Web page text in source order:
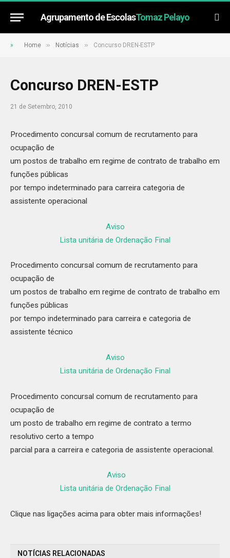
Agrupamento de EscolasTomaz Pelayo
» Home » Notícias » Concurso DREN-ESTP
Concurso DREN-ESTP
21 de Setembro, 2010
Procedimento concursal comum de recrutamento para
ocupação de
um postos de trabalho em regime de contrato de trabalho em
funções públicas
por tempo indeterminado para carreira categoria de
assistente operacional
Aviso
Lista unitária de Ordenação Final
Procedimento concursal comum de recrutamento para
ocupação de
um postos de trabalho em regime de contrato de trabalho em
funções públicas
por tempo indeterminado para carreira e categoria de
assistente técnico
Aviso
Lista unitária de Ordenação Final
Procedimento concursal comum de recrutamento para
ocupação de
um posto de trabalho em regime de contrato a termo
resolutivo certo a tempo
parcial para a carreira e categoria de assistente operacional.
Aviso
Lista unitária de Ordenação Final
Clique nas ligações acima para obter mais informações!
NOTÍCIAS RELACIONADAS